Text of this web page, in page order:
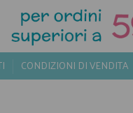
CONDIZIONI DI VENDITA